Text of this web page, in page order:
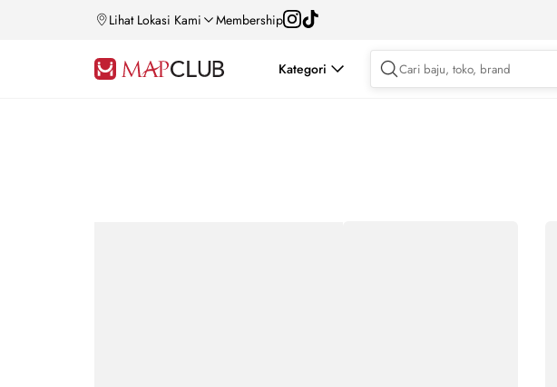
Lihat Lokasi Kami Membership
Kategori